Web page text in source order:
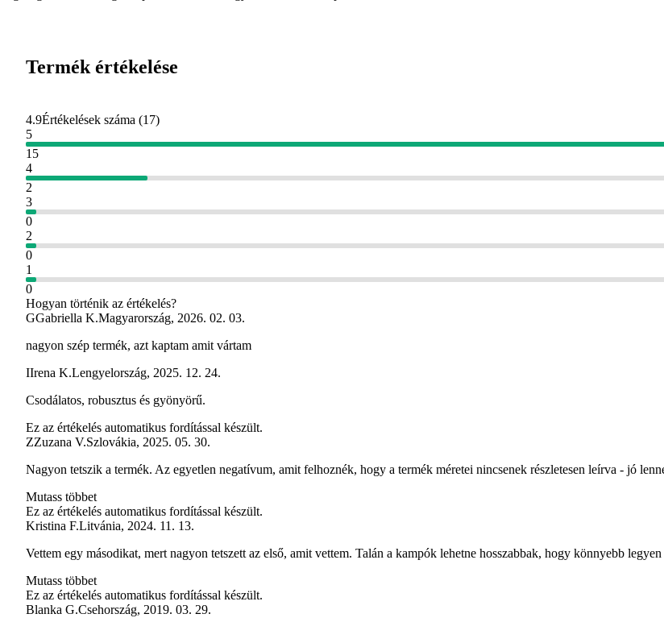
Termék értékelése
4.9Értékelések száma (17)
5
15
4
2
3
0
2
0
1
0
Hogyan történik az értékelés?
GGabriella K.Magyarország, 2026. 02. 03.
nagyon szép termék, azt kaptam amit vártam
IIrena K.Lengyelország, 2025. 12. 24.
Csodálatos, robusztus és gyönyörű.
Ez az értékelés automatikus fordítással készült.
ZZuzana V.Szlovákia, 2025. 05. 30.
Nagyon tetszik a termék. Az egyetlen negatívum, amit felhoznék, hogy a termék méretei nincsenek részletesen leírva - jó
Mutass többet
Ez az értékelés automatikus fordítással készült.
Kristina F.Litvánia, 2024. 11. 13.
Vettem egy másodikat, mert nagyon tetszett az első, amit vettem. Talán a kampók lehetne hosszabbak, hogy könnyebb
Mutass többet
Ez az értékelés automatikus fordítással készült.
Blanka G.Csehország, 2019. 03. 29.